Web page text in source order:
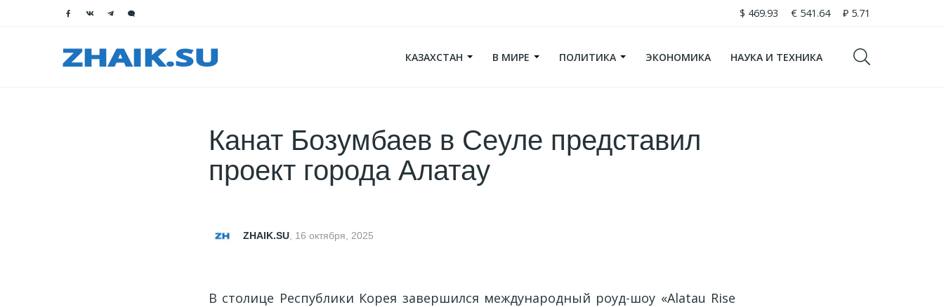
$ 469.93 € 541.64 ₽ 5.71
КАЗАХСТАН В МИРЕ ПОЛИТИКА ЭКОНОМИКА НАУКА И ТЕХНИКА
Канат Бозумбаев в Сеуле представил
проект города Алатау
ZHAIK.SU, 16 октября, 2025
В столице Республики Корея завершился международный роуд-шоу «Alatau Rise